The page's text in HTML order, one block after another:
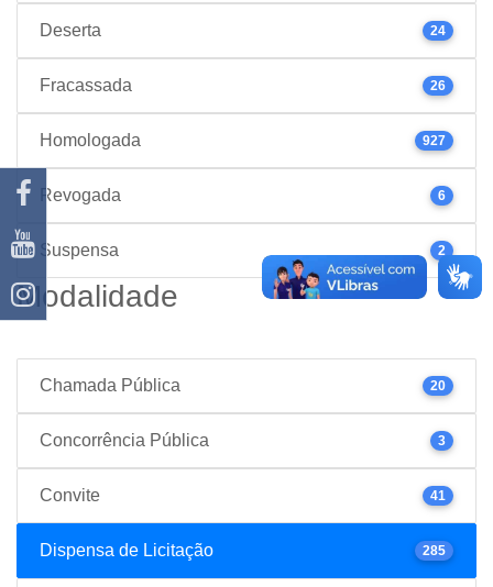
Deserta 24
Fracassada 26
Homologada 927
Revogada 6
Suspensa 2
Modalidade
Chamada Pública 20
Concorrência Pública 3
Convite 41
Dispensa de Licitação 285